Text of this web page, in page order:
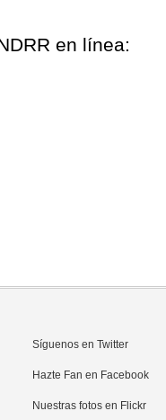
en línea:
Síguenos en Twitter
Hazte Fan en Facebook
Nuestras fotos en Flickr